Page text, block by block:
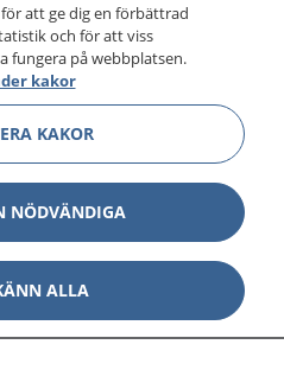
att ge dig en förbättrad
och för att viss
fungera på webbplatsen.
kakor
KAKOR
NÖDVÄNDIGA
ALLA